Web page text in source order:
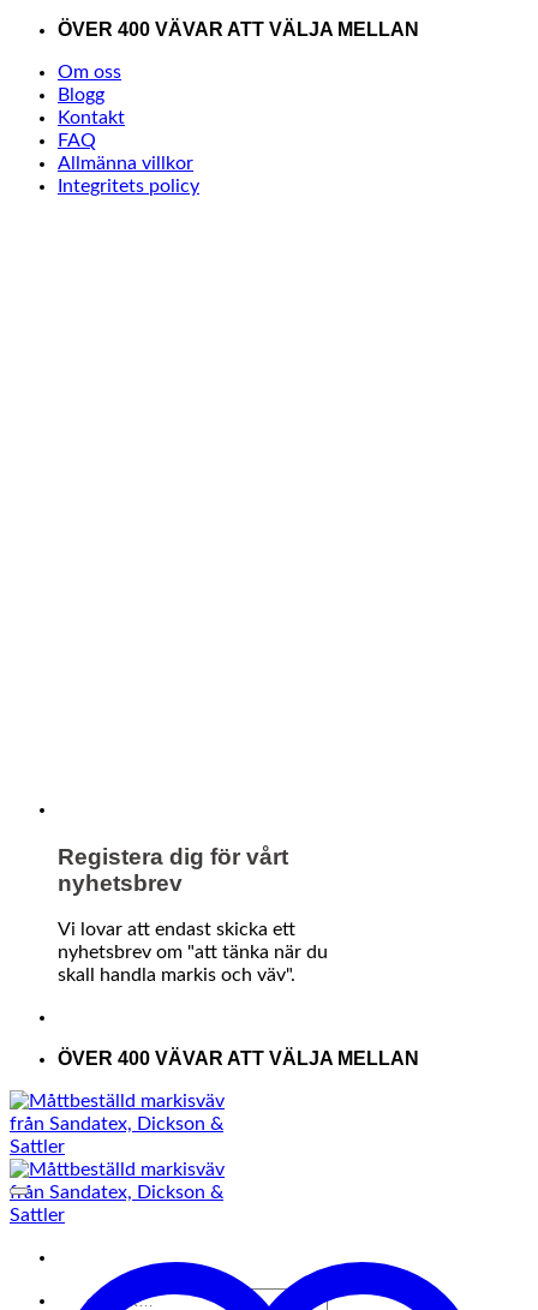
Skip
content
ÖVER 400 VÄVAR ATT VÄLJA MELLAN
Om oss
Blogg
Kontakt
FAQ
Allmänna villkor
Integritets policy
Registera dig för vårt
nyhetsbrev
Vi lovar att endast skicka ett
nyhetsbrev om "att tänka när du
skall handla markis och väv".
ÖVER 400 VÄVAR ATT VÄLJA MELLAN